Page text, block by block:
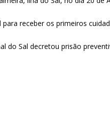
receber os primeiros
do Sal decretou prisão